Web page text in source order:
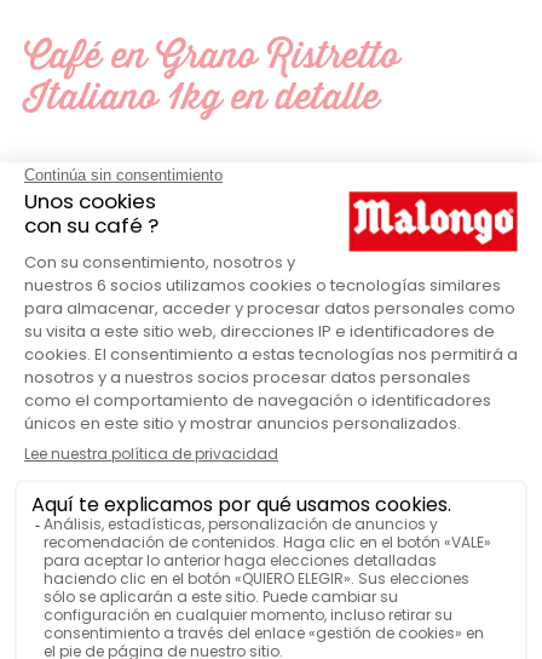
Café en Grano Ristretto
Italiano 1kg en detalle
MARCA
Clásico
CANTIDAD DE CAFÉ 1000
VENDIDO EN Bolsa
INTENSIDAD Fuerte
VER MÁS FUNCIONES